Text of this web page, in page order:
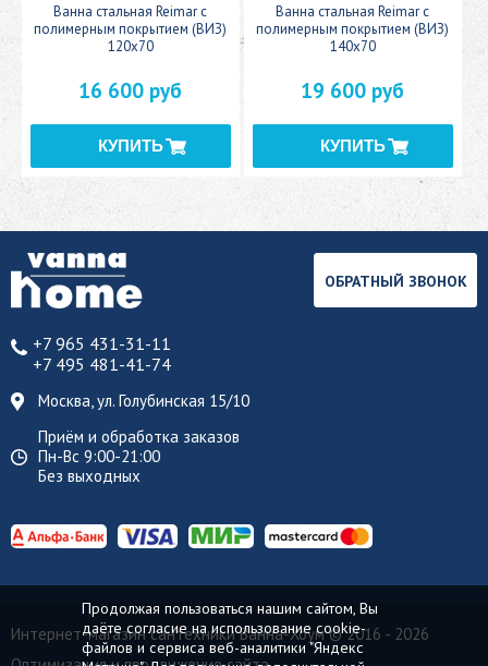
Ванна стальная Reimar с
полимерным покрытием (ВИЗ)
120x70
16 600 руб
Ванна стальная Reimar с
полимерным покрытием (ВИЗ)
140x70
19 600 руб
+7 965 431-31-11
+7 495 481-41-74
Москва, ул. Голубинская 15/10
Приём и обработка заказов
Пн-Вс 9:00-21:00
Без выходных
ОБРАТНЫЙ ЗВОНОК
Интернет-магазин сантехники Ванна-Хоум© 2016 - 2026
Продолжая пользоваться нашим сайтом, Вы
даёте согласие на использование cookie-
файлов и сервиса веб-аналитики "Яндекс